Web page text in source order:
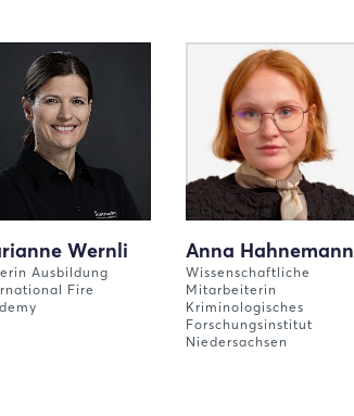
Wernli
Ausbildung
Fire
Anna Hahnemann
Wissenschaftliche
Mitarbeiterin
Kriminologisches
Forschungsinstitut
Niedersachsen